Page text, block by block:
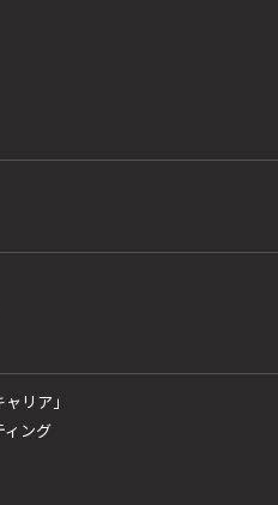
リア」
ィング